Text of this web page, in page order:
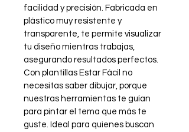
facilidad y precisión. Fabricada en
plástico muy resistente y
transparente, te permite visualizar
tu diseño mientras trabajas,
asegurando resultados perfectos.
Con plantillas Estar Fácil no
necesitas saber dibujar, porque
nuestras herramientas te guían
para pintar el tema que más te
guste. Ideal para quienes buscan